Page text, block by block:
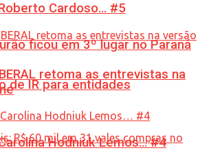
ficou em 3º lugar no Paraná
de IR para entidades
Cardoso… #5
retoma as entrevistas na
Hodniuk Lemos… #4